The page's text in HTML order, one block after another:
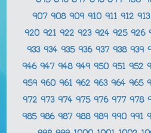
907 908 909 910 911 912 913
920 921 922 923 924 925 926
933 934 935 936 937 938 939
946 947 948 949 950 951 952
959 960 961 962 963 964 965
972 973 974 975 976 977 978
985 986 987 988 989 990 991